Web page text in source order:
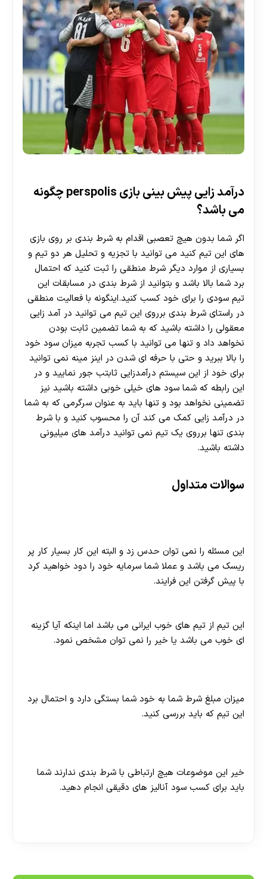
درآمد زایی پیش بینی بازی perspolis چگونه
می باشد؟
اگر شما بدون هیچ تعصبی اقدام به شرط بندی بر روی بازی
های این تیم کنید می توانید با تجزیه و تحلیل هر دو تیم و
بسیاری از موارد دیگر شرط منطقی را ثبت کنید که احتمال
برد شما بالا باشد و بتوانید از شرط بندی در مسابقات این
تیم سودی را برای خود کسب کنید.اینگونه با فعالیت منطقی
در راستای شرط بندی برروی این تیم می توانید در آمد زایی
معقولی را داشته باشید که به شما تضمین ثابت بودن
نخواهد داد و تنها می توانید با کسب تجربه میزان سود خود
را بالا ببرید و حتی با حرفه ای شدن در اینز مینه نمی توانید
برای خود از این سیستم درآمدزایی ثابتب جور نمایید و در
این رابطه که شما سود های خیلی خوبی داشته باشید نیز
تضمینی نخواهد بود و تنها باید به عنوان سرگرمی که به شما
در درآمد زایی کمک می کند آن را محسوب کنید و با شرط
بندی تنها برروی یک تیم نمی توانید درآمد های میلیونی
داشته باشید.
سوالات متداول
این مسئله را نمی توان حدس زد و البته این کار بسیار کار پر
ریسک می باشد و عملا شما سرمایه خود را دود خواهید کرد
با پیش گرفتن این فرایند.
این تیم از تیم های خوب ایرانی می باشد اما اینکه آیا گزینه
ای خوب می باشد یا خیر را نمی توان مشخص نمود.
میزان مبلغ شرط شما به خود شما بستگی دارد و احتمال برد
این تیم که باید بررسی کنید.
خیر این موضوعات هیچ ارتباطی با شرط بندی ندارند شما
باید برای کسب سود آنالیز های دقیقی انجام دهید.